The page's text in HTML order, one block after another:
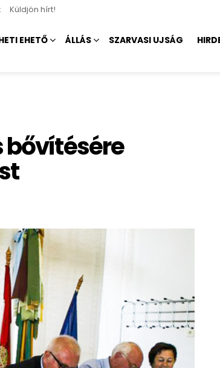
Küldjön hírt!
EHETŐ ÁLLÁS SZARVASI UJSÁG